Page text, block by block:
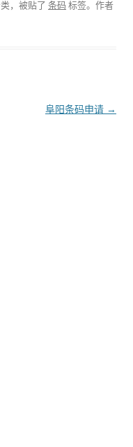
，被贴了 条码 标签。 作者
阜阳条码申请 →